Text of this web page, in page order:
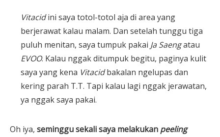
Vitacidini saya totol-totol aja di area yang
berjerawat kalau malam. Dan setelah tunggu tiga
puluh menitan, saya tumpuk pakai Ja Saengatau
EVOO. Kalau nggak ditumpuk begitu, paginya kulit
saya yang kena Vitacidbakalan ngelupas dan
kering parah T.T. Tapi kalau lagi nggak jerawatan,
ya nggak saya pakai.
Oh iya, seminggu sekali saya melakukan peeling